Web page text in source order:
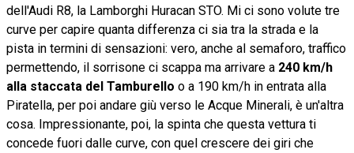
dell'Audi R8, la Lamborghi Huracan STO. Mi ci sono volute tre
curve per capire quanta differenza ci sia tra la strada e la
pista in termini di sensazioni: vero, anche al semaforo, traffico
permettendo, il sorrisone ci scappa ma arrivare a 240 km/h
alla staccata del Tamburello o a 190 km/h in entrata alla
Piratella, per poi andare giù verso le Acque Minerali, è un'altra
cosa. Impressionante, poi, la spinta che questa vettura ti
concede fuori dalle curve, con quel crescere dei giri che